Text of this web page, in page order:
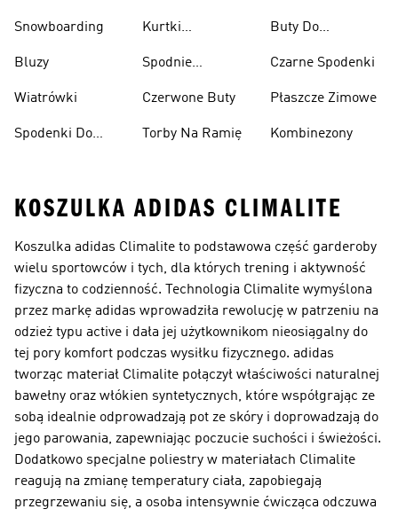
Snowboarding
Bluzy
Wiatrówki
Spodenki Do
Kurtki
Spodnie
Czerwone Buty
Torby Na Ramię
Buty Do
Czarne Spodenki
Płaszcze Zimowe
Kombinezony
KOSZULKA ADIDAS CLIMALITE
Koszulka adidas Climalite to podstawowa część garderoby
wielu sportowców i tych, dla których trening i aktywność
fizyczna to codzienność. Technologia Climalite wymyślona
przez markę adidas wprowadziła rewolucję w patrzeniu na
odzież typu active i dała jej użytkownikom nieosiągalny do
tej pory komfort podczas wysiłku fizycznego. adidas
tworząc materiał Climalite połączył właściwości naturalnej
bawełny oraz włókien syntetycznych, które współgrając ze
sobą idealnie odprowadzają pot ze skóry i doprowadzają do
jego parowania, zapewniając poczucie suchości i świeżości.
Dodatkowo specjalne poliestry w materiałach Climalite
reagują na zmianę temperatury ciała, zapobiegają
przegrzewaniu się, a osoba intensywnie ćwicząca odczuwa